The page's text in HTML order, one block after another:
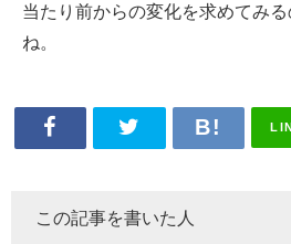
当たり前からの変化を求めてみ
ね。
この記事を書いた人